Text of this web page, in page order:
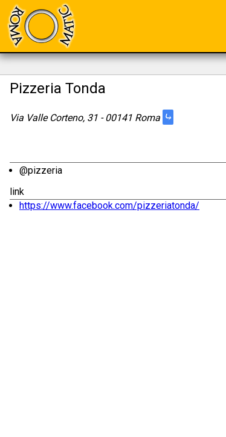
Pizzeria Tonda
Via Valle Corteno, 31 - 00141 Roma ⤷
@pizzeria
link
https://www.facebook.com/pizzeriatonda/